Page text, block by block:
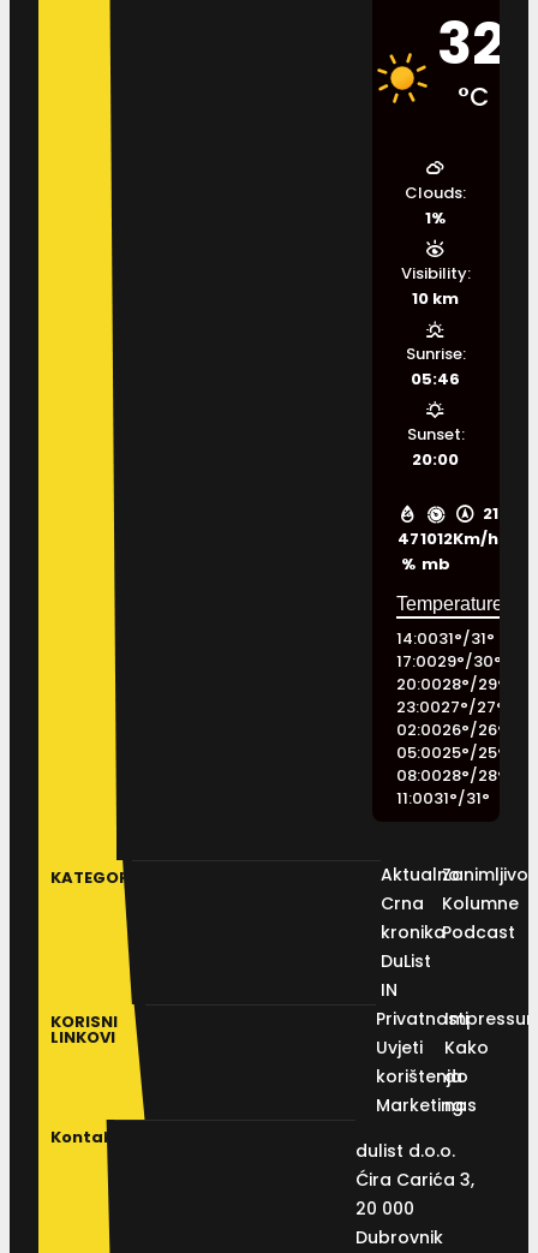
32
°C
47
%
1012
mb
21
Km/h
Clouds:
1%
Visibility:
10 km
Sunrise:
05:46
Sunset:
20:00
14:0031°/31°
17:0029°/30°
20:0028°/29°
23:0027°/27°
02:0026°/26°
05:0025°/25°
08:0028°/28°
11:0031°/31°
KATEGORIJE
Aktualno
Crna
kronika
DuList
IN
Kolumne
Podcast
KORISNI
LINKOVI
Privatnosti
Uvjeti
korištenja
Marketing
Kako
do
nas
Kontakt
dulist d.o.o.
Ćira Carića 3,
20 000
Dubrovnik